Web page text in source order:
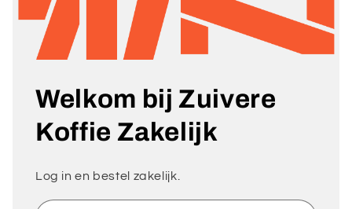
Welkom bij Zuivere
Koffie Zakelijk
Log in en bestel zakelijk.